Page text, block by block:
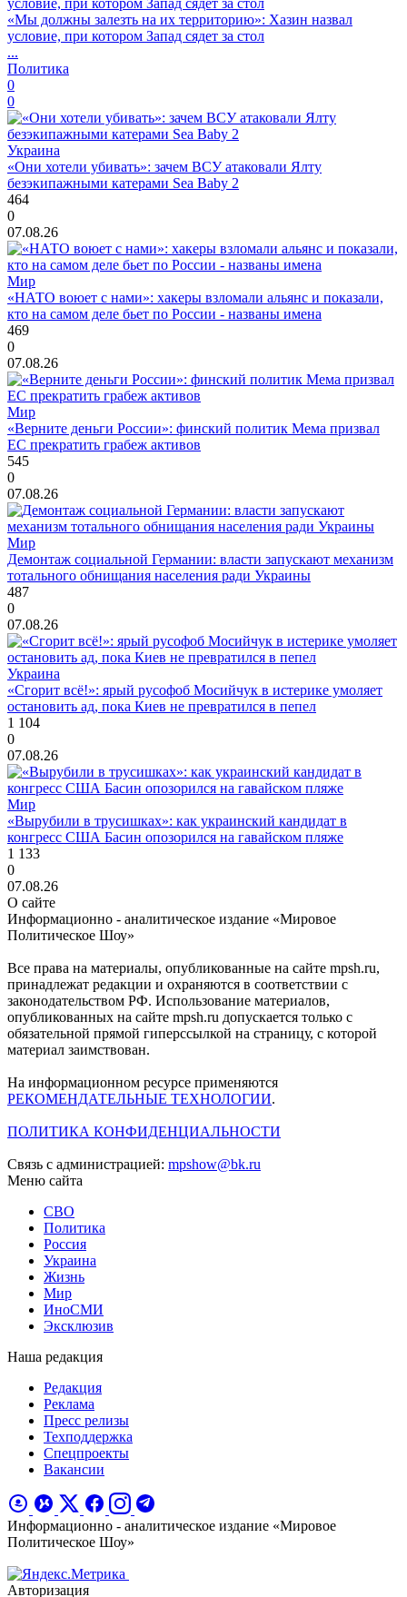
«Мы должны залезть на их территорию»: Хазин назвал
условие, при котором Запад сядет за стол
...
Политика
0
0
Украина
«Они хотели убивать»: зачем ВСУ атаковали Ялту
безэкипажными катерами Sea Baby 2
464
0
07.08.26
Мир
«НАТО воюет с нами»: хакеры взломали альянс и показали,
кто на самом деле бьет по России - названы имена
469
0
07.08.26
Мир
«Верните деньги России»: финский политик Мема призвал
ЕС прекратить грабеж активов
545
0
07.08.26
Мир
Демонтаж социальной Германии: власти запускают механизм
тотального обнищания населения ради Украины
487
0
07.08.26
Украина
«Сгорит всё!»: ярый русофоб Мосийчук в истерике умоляет
остановить ад, пока Киев не превратился в пепел
1 104
0
07.08.26
Мир
«Вырубили в трусишках»: как украинский кандидат в
конгресс США Басин опозорился на гавайском пляже
1 133
0
07.08.26
О сайте
Информационно - аналитическое издание «Мировое
Политическое Шоу»
Все права на материалы, опубликованные на сайте mpsh.ru,
принадлежат редакции и охраняются в соответствии с
законодательством РФ. Использование материалов,
опубликованных на сайте mpsh.ru допускается только с
обязательной прямой гиперссылкой на страницу, с которой
материал заимствован.
На информационном ресурсе применяются
РЕКОМЕНДАТЕЛЬНЫЕ ТЕХНОЛОГИИ.
ПОЛИТИКА КОНФИДЕНЦИАЛЬНОСТИ
Связь с администрацией: mpshow@bk.ru
Меню сайта
СВО
Политика
Россия
Украина
Жизнь
Мир
ИноСМИ
Эксклюзив
Наша редакция
Редакция
Реклама
Пресс релизы
Техподдержка
Спецпроекты
Вакансии
Информационно - аналитическое издание «Мировое
Политическое Шоу»
Авторизация